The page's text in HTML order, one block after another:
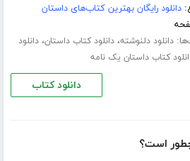
دانلود رایگان بهترین کتاب‌های داستان
دانلود دلنوشته،دانلود کتاب داستان،دانلود
کتاب داستان یک نامه
دانلود کتاب
است؟